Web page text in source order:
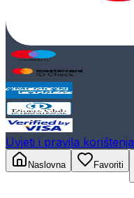
Uvjeti i pravila korištenja
Naslovna
Favoriti